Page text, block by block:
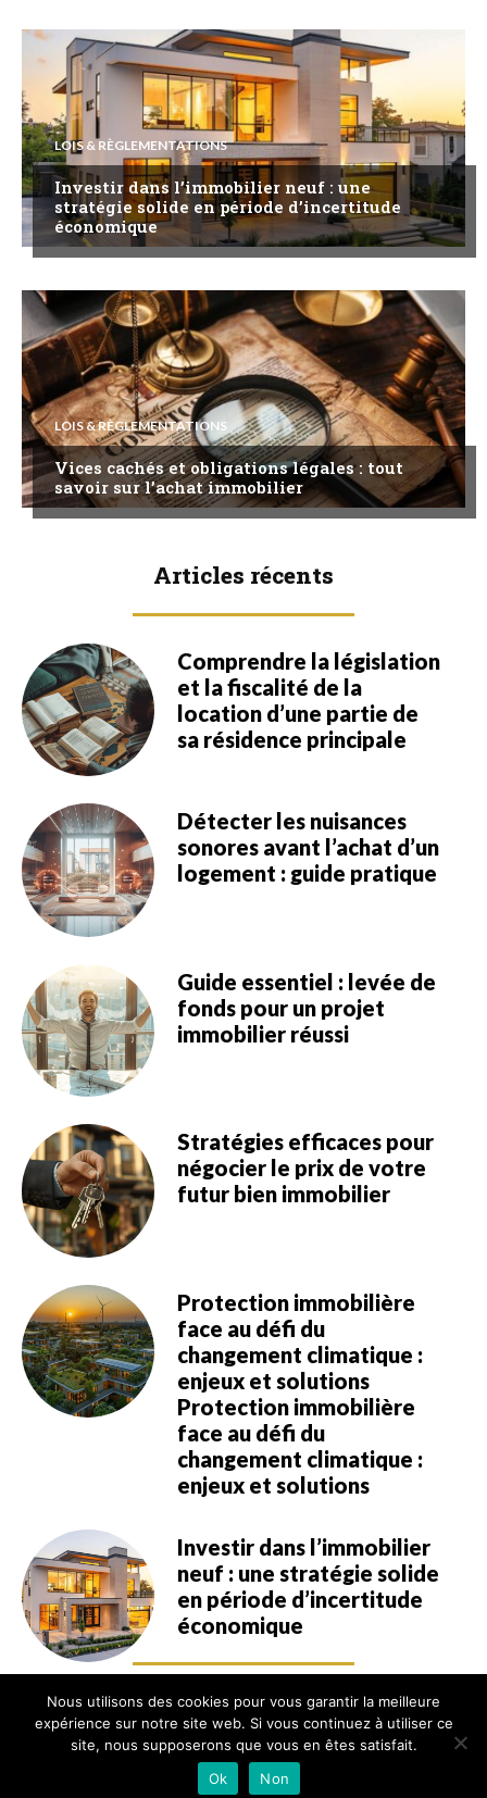
LOIS & RÈGLEMENTATIONS
Investir dans l’immobilier neuf : une
stratégie solide en période d’incertitude
économique
LOIS & RÈGLEMENTATIONS
Vices cachés et obligations légales : tout
savoir sur l’achat immobilier
Articles récents
Comprendre la législation
et la fiscalité de la
location d’une partie de
sa résidence principale
Détecter les nuisances
sonores avant l’achat d’un
logement : guide pratique
Guide essentiel : levée de
fonds pour un projet
immobilier réussi
Stratégies efficaces pour
négocier le prix de votre
futur bien immobilier
Protection immobilière
face au défi du
changement climatique :
enjeux et solutions
Protection immobilière
face au défi du
changement climatique :
enjeux et solutions
Investir dans l’immobilier
neuf : une stratégie solide
en période d’incertitude
économique
Mentions légales
Nous utilisons des cookies pour vous garantir la meilleure
expérience sur notre site web. Si vous continuez à utiliser ce
site, nous supposerons que vous en êtes satisfait.
Ok
Non